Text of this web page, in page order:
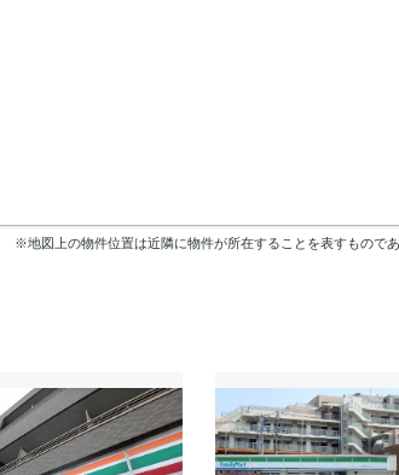
※地図上の物件位置は近隣に物件が所在することを表すもので